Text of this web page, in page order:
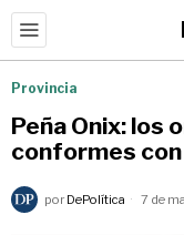
Provincia
Peña Onix: los
conformes
por DePolítica 7 de